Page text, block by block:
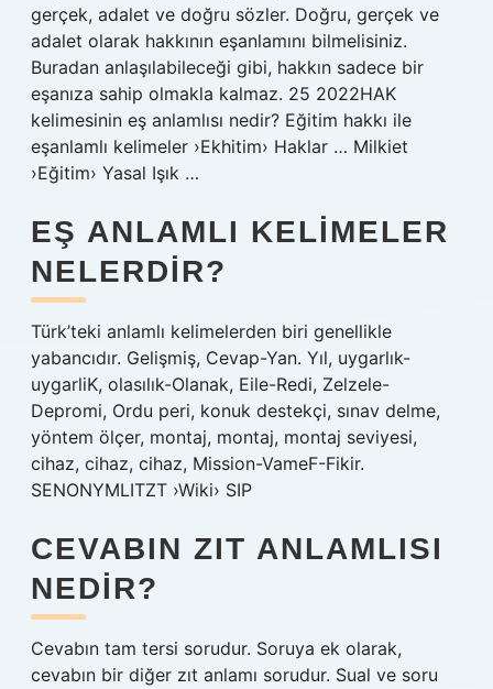
gerçek, adalet ve doğru sözler. Doğru, gerçek ve
adalet olarak hakkının eşanlamını bilmelisiniz.
Buradan anlaşılabileceği gibi, hakkın sadece bir
eşanıza sahip olmakla kalmaz. 25 2022HAK
kelimesinin eş anlamlısı nedir? Eğitim hakkı ile
eşanlamlı kelimeler ›Ekhitim› Haklar … Milkiet
›Eğitim› Yasal Işık …
EŞ ANLAMLI KELIMELER
NELERDIR?
Türk’teki anlamlı kelimelerden biri genellikle
yabancıdır. Gelişmiş, Cevap-Yan. Yıl, uygarlık-
uygarliK, olasılık-Olanak, Eile-Redi, Zelzele-
Depromi, Ordu peri, konuk destekçi, sınav delme,
yöntem ölçer, montaj, montaj, montaj seviyesi,
cihaz, cihaz, cihaz, Mission-VameF-Fikir.
SENONYMLITZT ›Wiki› SIP
CEVABIN ZIT ANLAMLISI
NEDIR?
Cevabın tam tersi sorudur. Soruya ek olarak,
cevabın bir diğer zıt anlamı sorudur. Sual ve soru